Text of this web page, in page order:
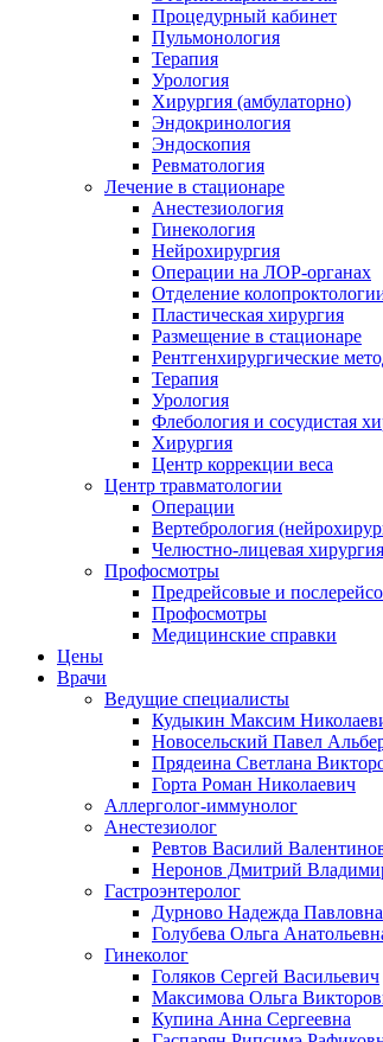
Процедурный кабинет
Пульмонология
Терапия
Урология
Хирургия (амбулаторно)
Эндокринология
Эндоскопия
Ревматология
Лечение в стационаре
Анестезиология
Гинекология
Нейрохирургия
Операции на ЛОР-органах
Отделение
Пластическая хирургия
Размещение в стационаре
Рентгенхирургические
Терапия
Урология
Флебология и сосудистая
Хирургия
Центр коррекции веса
Центр травматологии
Операции
Вертебрология
Челюстно-лицевая хирургия
Профосмотры
Предрейсовые и
Профосмотры
Медицинские справки
Цены
Врачи
Ведущие специалисты
Кудыкин Максим
Новосельский Павел
Прядеина Светлана
Горта Роман Николаевич
Аллерголог-иммунолог
Анестезиолог
Ревтов Василий
Неронов Дмитрий
Гастроэнтеролог
Дурново Надежда Павловна
Голубева Ольга
Гинеколог
Голяков Сергей Васильевич
Максимова Ольга
Купина Анна Сергеевна